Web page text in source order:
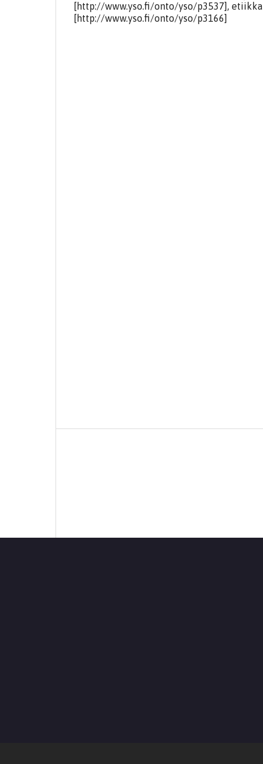
[http://www.yso.fi/onto/yso/p3537], etiikka
[http://www.yso.fi/onto/yso/p3166]